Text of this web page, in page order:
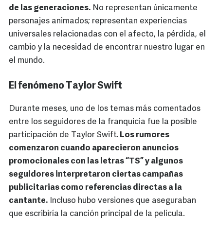
de las generaciones. No representan únicamente
personajes animados; representan experiencias
universales relacionadas con el afecto, la pérdida, el
cambio y la necesidad de encontrar nuestro lugar en
el mundo.
El fenómeno Taylor Swift
Durante meses, uno de los temas más comentados
entre los seguidores de la franquicia fue la posible
participación de Taylor Swift. Los rumores
comenzaron cuando aparecieron anuncios
promocionales con las letras “TS” y algunos
seguidores interpretaron ciertas campañas
publicitarias como referencias directas a la
cantante. Incluso hubo versiones que aseguraban
que escribiría la canción principal de la película.